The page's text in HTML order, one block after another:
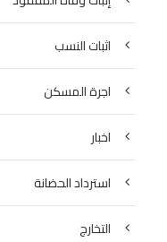
اثبات النسب
اجرة المسكن
اخبار
استرداد الحضانة
التخارج